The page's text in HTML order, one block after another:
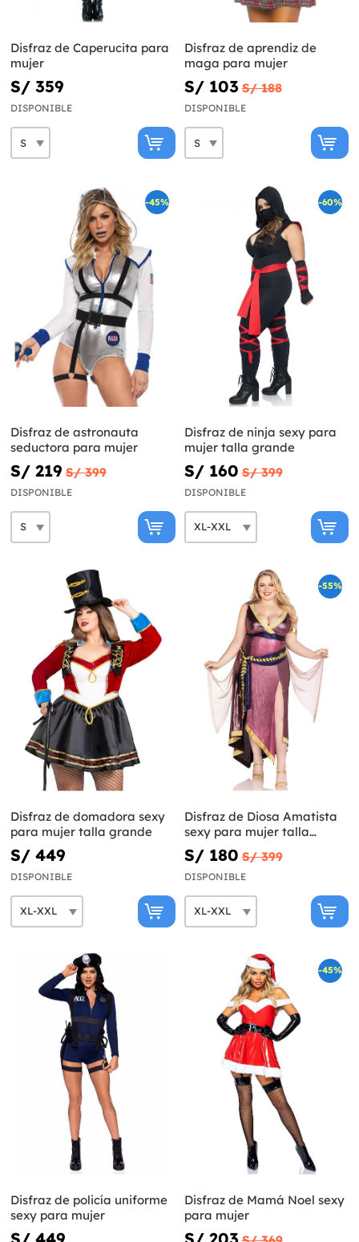
Disfraz de Caperucita para
mujer
S/ 359
DISPONIBLE
Disfraz de aprendiz de
maga para mujer
S/ 103 S/ 188
DISPONIBLE
-45%
Disfraz de astronauta
seductora para mujer
S/ 219 S/ 399
DISPONIBLE
-60%
Disfraz de ninja sexy para
mujer talla grande
S/ 160 S/ 399
DISPONIBLE
Disfraz de domadora sexy
para mujer talla grande
S/ 449
DISPONIBLE
-55%
Disfraz de Diosa Amatista
sexy para mujer talla
grande
S/ 180 S/ 399
DISPONIBLE
Disfraz de policía uniforme
sexy para mujer
-45%
Disfraz de Mamá Noel sexy
para mujer